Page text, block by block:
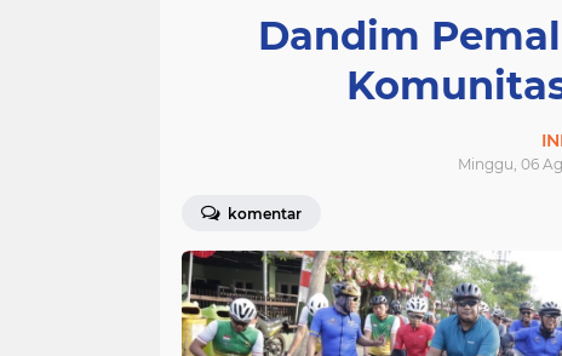
Dandim
Minggu, 06
komentar